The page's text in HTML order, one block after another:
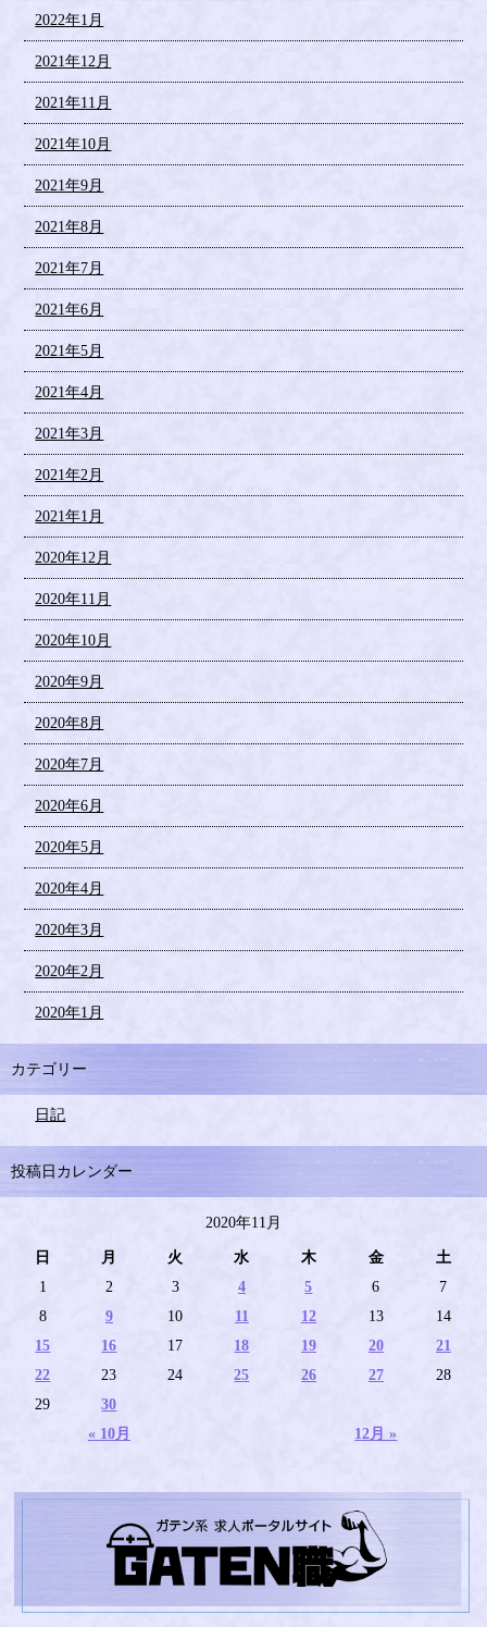
2022年1月
2021年12月
2021年11月
2021年10月
2021年9月
2021年8月
2021年7月
2021年6月
2021年5月
2021年4月
2021年3月
2021年2月
2021年1月
2020年12月
2020年11月
2020年10月
2020年9月
2020年8月
2020年7月
2020年6月
2020年5月
2020年4月
2020年3月
2020年2月
2020年1月
カテゴリー
日記
投稿日カレンダー
2020年11月
日 月 火 水 木 金 土
« 10月 12月 »
1 2 3 4 5 6
7
8
9 10 11 12 13
14
15
16 17 18 19 20
21
22
23 24 25 26 27
28
29
30